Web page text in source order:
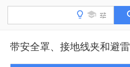
带安全罩、接地线夹和避